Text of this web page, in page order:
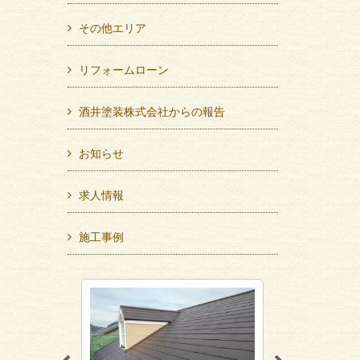
その他エリア
リフォームローン
酒井塗装株式会社からの報告
お知らせ
求人情報
施工事例